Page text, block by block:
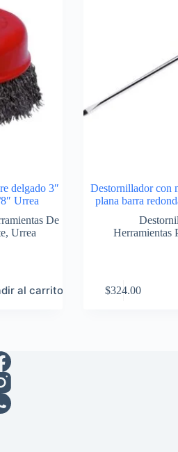
delgado 3″
Urrea
De
, Urrea
al carrito
Destornillador con
plana barra
Herramientas
$324.00